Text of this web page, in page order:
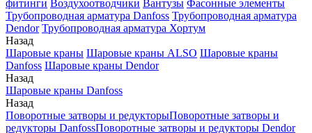
фитинги Воздухоотводчики Вантузы Фасонные элементы
Трубопроводная арматура Danfoss Трубопроводная арматура
Dendor Трубопроводная арматура Хортум
Назад
Шаровые краны Шаровые краны ALSO Шаровые краны
Danfoss Шаровые краны Dendor
Назад
Шаровые краны Danfoss
Назад
Поворотные затворы и редукторыПоворотные затворы и
редукторы DanfossПоворотные затворы и редукторы Dendor